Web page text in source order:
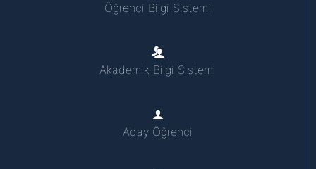
Öğrenci Bilgi Sistemi
Akademik Bilgi Sistemi
Aday Öğrenci